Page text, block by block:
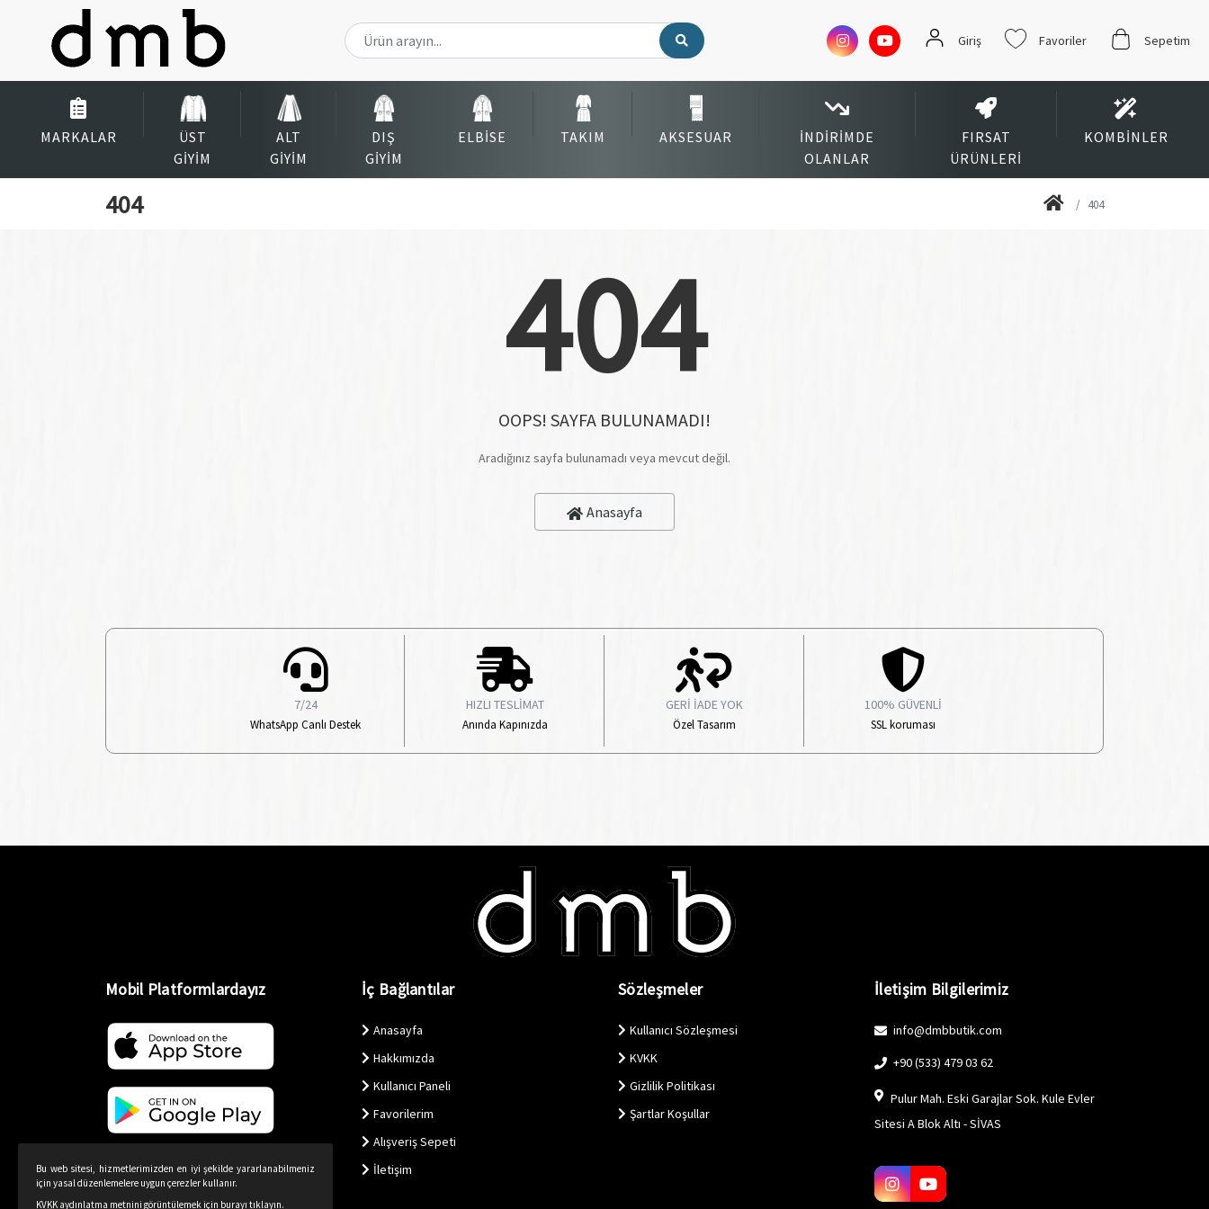
Giriş Favoriler Sepetim
MARKALAR
ÜST
GIYIM
ALT
GIYIM
DIŞ
GIYIM
ELBISE TAKIM AKSESUAR
İNDIRIMDE
OLANLAR
FIRSAT
ÜRÜNLERI
KOMBINLER
404 404
404
OOPS! SAYFA BULUNAMADI!
Aradığınız sayfa bulunamadı veya mevcut değil.
Anasayfa
7/24
WhatsApp Canlı Destek
HIZLI TESLİMAT
Anında Kapınızda
GERİ İADE YOK
Özel Tasarım
100% GÜVENLİ
SSL koruması
Mobil Platformlardayız İç Bağlantılar
Anasayfa
Hakkımızda
Kullanıcı Paneli
Favorilerim
Alışveriş Sepeti
İletişim
Sözleşmeler
Kullanıcı Sözleşmesi
KVKK
Gizlilik Politikası
Şartlar Koşullar
İletişim Bilgilerimiz
info@dmbbutik.com
+90 (533) 479 03 62
Pulur Mah. Eski Garajlar Sok. Kule Evler
Sitesi A Blok Altı - SİVAS
Bu web sitesi, hizmetlerimizden en iyi şekilde yararlanabilmeniz
için yasal düzenlemelere uygun çerezler kullanır.
KVKK aydınlatma metnini görüntülemek için burayı tıklayın.